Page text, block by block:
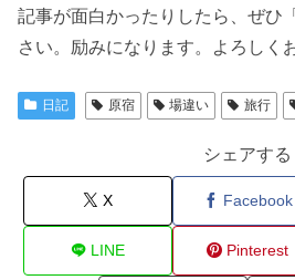
記事が面白かったりしたら、ぜひ
さい。励みになります。よろしく
日記 原宿 場違い 旅行
シェアする
X Facebook
LINE Pinterest